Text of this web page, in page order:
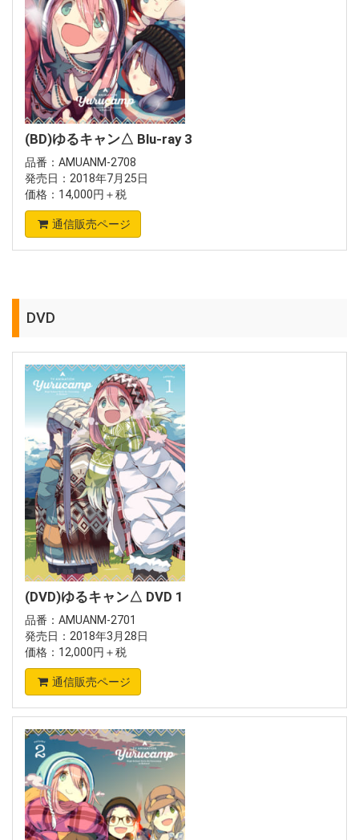
(BD)ゆるキャン△ Blu-ray 3
品番：AMUANM-2708
発売日：2018年7月25日
価格：14,000円＋税
通信販売ページ
DVD
(DVD)ゆるキャン△ DVD 1
品番：AMUANM-2701
発売日：2018年3月28日
価格：12,000円＋税
通信販売ページ